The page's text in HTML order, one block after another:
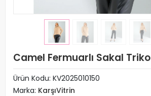
Camel Fermuarlı Sakal Triko
Ürün Kodu: KV2025010150
Marka: KarşıVitrin